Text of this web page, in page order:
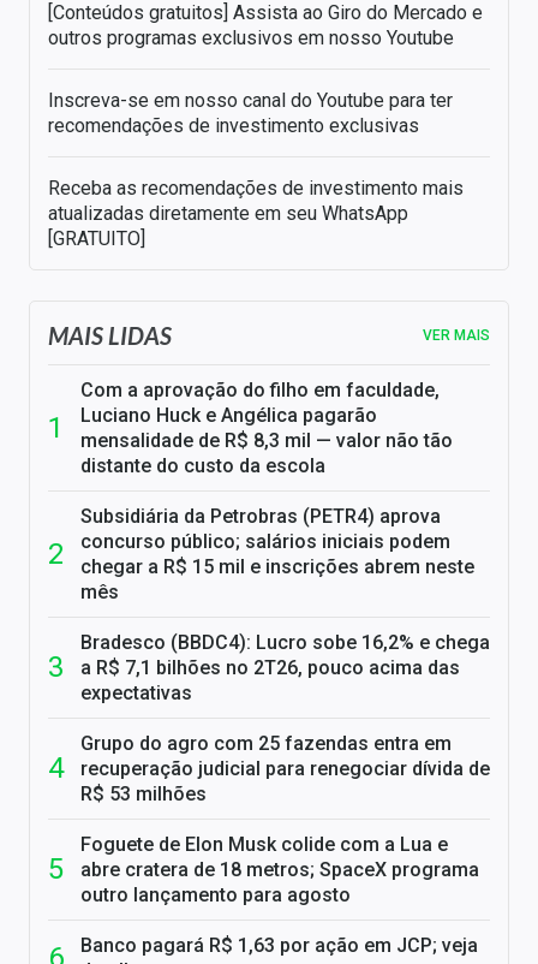
[Conteúdos gratuitos] Assista ao Giro do Mercado e
outros programas exclusivos em nosso Youtube
Inscreva-se em nosso canal do Youtube para ter
recomendações de investimento exclusivas
Receba as recomendações de investimento mais
atualizadas diretamente em seu WhatsApp
[GRATUITO]
MAIS LIDAS VER MAIS
Com a aprovação do filho em faculdade,
Luciano Huck e Angélica pagarão
mensalidade de R$ 8,3 mil — valor não tão
distante do custo da escola
Subsidiária da Petrobras (PETR4) aprova
concurso público; salários iniciais podem
chegar a R$ 15 mil e inscrições abrem neste
mês
Bradesco (BBDC4): Lucro sobe 16,2% e chega
a R$ 7,1 bilhões no 2T26, pouco acima das
expectativas
Grupo do agro com 25 fazendas entra em
recuperação judicial para renegociar dívida de
R$ 53 milhões
Foguete de Elon Musk colide com a Lua e
abre cratera de 18 metros; SpaceX programa
outro lançamento para agosto
Banco pagará R$ 1,63 por ação em JCP; veja